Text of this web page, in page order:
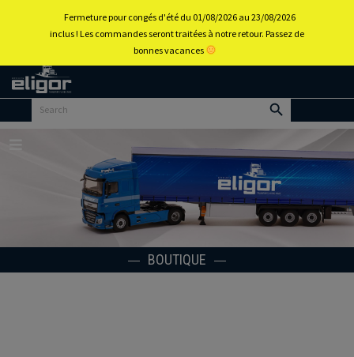
Retour
BOUTIQUE
Fermeture pour congés d'été du 01/08/2026 au 23/08/2026
inclus ! Les commandes seront traitées à notre retour. Passez de
bonnes vacances